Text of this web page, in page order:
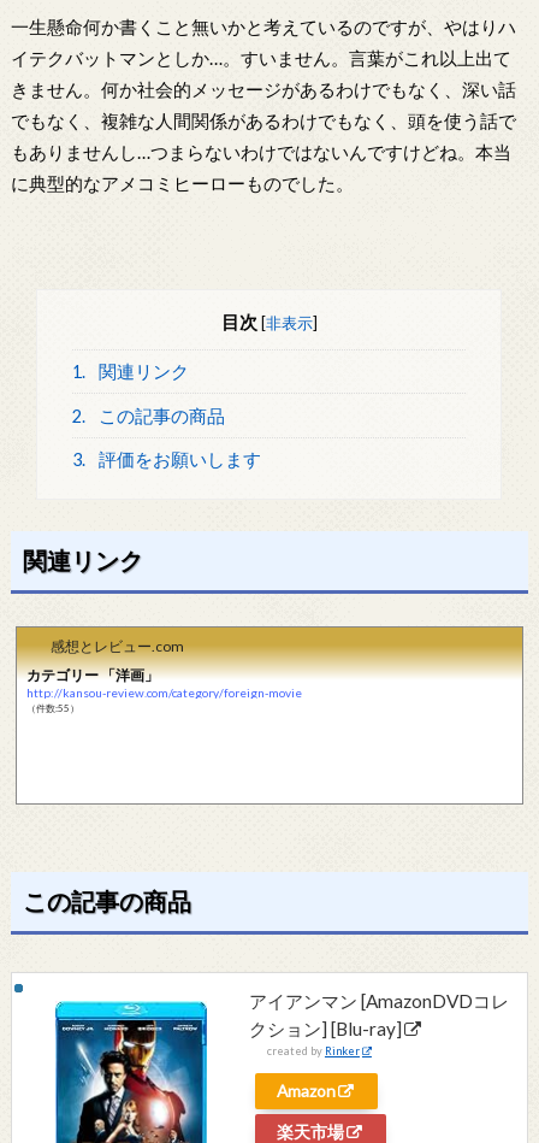
一生懸命何か書くこと無いかと考えているのですが、やはりハ
イテクバットマンとしか…。すいません。言葉がこれ以上出て
きません。何か社会的メッセージがあるわけでもなく、深い話
でもなく、複雑な人間関係があるわけでもなく、頭を使う話で
もありませんし…つまらないわけではないんですけどね。本当
に典型的なアメコミヒーローものでした。
目次 [非表示]
1. 関連リンク
2. この記事の商品
3. 評価をお願いします
関連リンク
感想とレビュー.com
カテゴリー 「洋画」
http://kansou-review.com/category/foreign-movie
（件数:55）
この記事の商品
アイアンマン [AmazonDVDコレ
クション] [Blu-ray]
created by Rinker
Amazon
楽天市場